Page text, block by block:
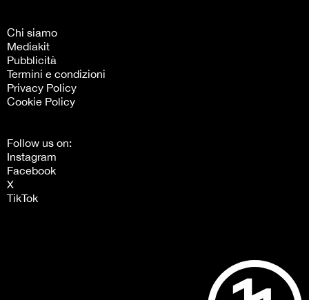
Chi siamo
Mediakit
Pubblicità
Termini e condizioni
Privacy Policy
Cookie Policy
Follow us on:
Instagram
Facebook
X
TikTok